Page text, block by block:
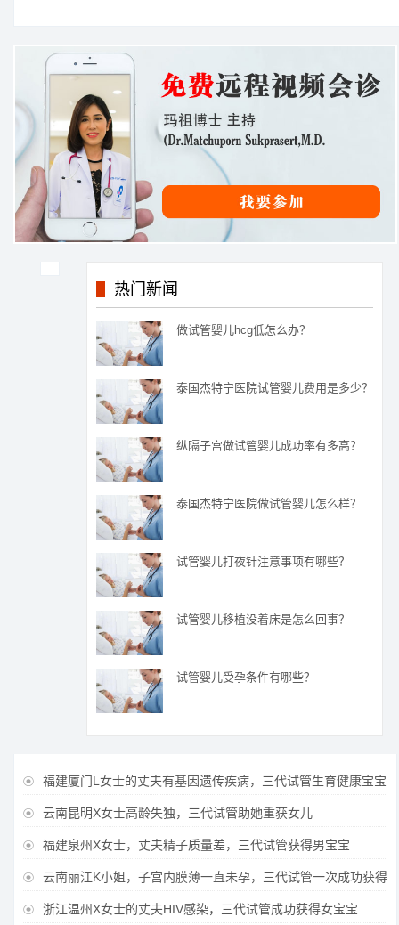
热门新闻
做试管婴儿hcg低怎么办？
泰国杰特宁医院试管婴儿费用是多少？
纵隔子宫做试管婴儿成功率有多高？
泰国杰特宁医院做试管婴儿怎么样？
试管婴儿打夜针注意事项有哪些？
试管婴儿移植没着床是怎么回事？
试管婴儿受孕条件有哪些？
 福建厦门L女士的丈夫有基因遗传疾病，三代试管生育健康宝宝
 云南昆明X女士高龄失独，三代试管助她重获女儿
 福建泉州X女士，丈夫精子质量差，三代试管获得男宝宝
 云南丽江K小姐，子宫内膜薄一直未孕，三代试管一次成功获得
 浙江温州X女士的丈夫HIV感染，三代试管成功获得女宝宝